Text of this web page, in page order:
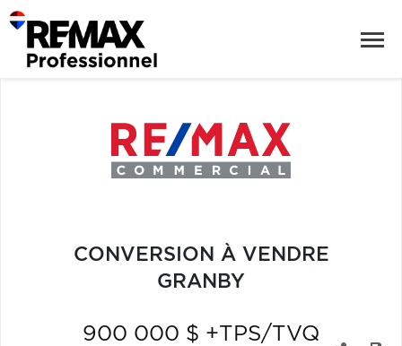
CONVERSION À VENDRE
GRANBY
900 000 $ +TPS/TVQ